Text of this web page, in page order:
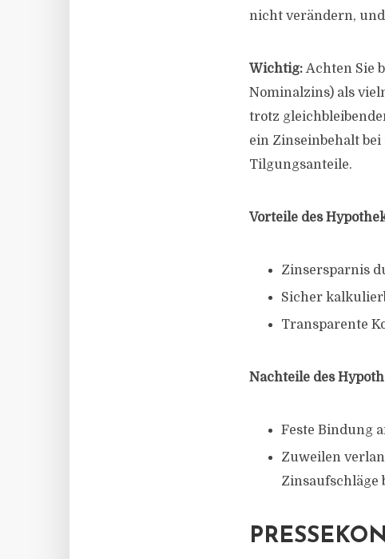
nicht verändern,
Wichtig: Achten Sie
Nominalzins) als
trotz
ein Zinseinbehalt
Tilgungsanteile.
Vorteile des
Zinsersparnis
Sicher
Transparente
Nachteile des
Feste Bindung
Zuweilen
Zinsaufschläge